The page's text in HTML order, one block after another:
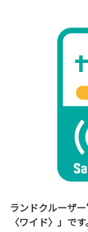
ランドクルーザ
〈ワイド〉」です